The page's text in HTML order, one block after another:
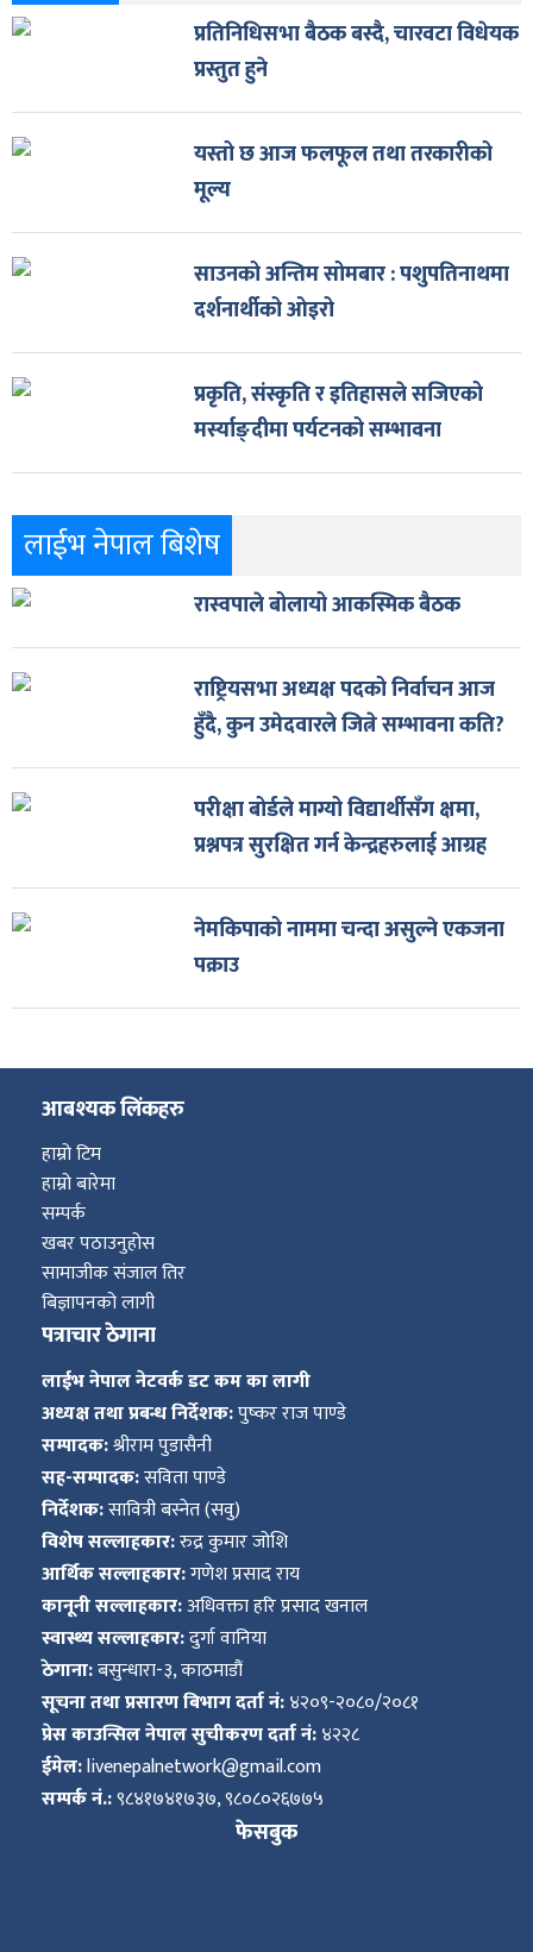
प्रतिनिधिसभा बैठक बस्दै, चारवटा विधेयक
प्रस्तुत हुने
यस्तो छ आज फलफूल तथा तरकारीको
मूल्य
साउनको अन्तिम सोमबार : पशुपतिनाथमा
दर्शनार्थीको ओइरो
प्रकृति, संस्कृति र इतिहासले सजिएको
मर्स्याङ्दीमा पर्यटनको सम्भावना
लाईभ नेपाल बिशेष
रास्वपाले बोलायो आकस्मिक बैठक
राष्ट्रियसभा अध्यक्ष पदको निर्वाचन आज
हुँदै, कुन उमेदवारले जित्ने सम्भावना कति?
परीक्षा बोर्डले माग्यो विद्यार्थीसँग क्षमा,
प्रश्नपत्र सुरक्षित गर्न केन्द्रहरुलाई आग्रह
नेमकिपाको नाममा चन्दा असुल्ने एकजना
पक्राउ
आबश्यक लिंकहरु
हाम्रो टिम
हाम्रो बारेमा
सम्पर्क
खबर पठाउनुहोस
सामाजीक संजाल तिर
बिज्ञापनको लागी
पत्राचार ठेगाना
लाईभ नेपाल नेटवर्क डट कम का लागी
अध्यक्ष तथा प्रबन्ध निर्देशक:पुष्कर राज पाण्डे
सम्पादक:श्रीराम पुडासैनी
सह-सम्पादक:सविता पाण्डे
निर्देशक:सावित्री बस्नेत (सवु)
विशेष सल्लाहकार:रुद्र कुमार जोशि
आर्थिक सल्लाहकार:गणेश प्रसाद राय
कानूनी सल्लाहकार:अधिवक्ता हरि प्रसाद खनाल
स्वास्थ्य सल्लाहकार:दुर्गा वानिया
ठेगाना:बसुन्धारा-३, काठमाडौं
सूचना तथा प्रसारण बिभाग दर्ता नं:४२०९-२०८०/२०८१
प्रेस काउन्सिल नेपाल सुचीकरण दर्ता नं:४२२८
ईमेल:livenepalnetwork@gmail.com
सम्पर्क नं.:९८४१७४१७३७, ९८०८०२६७७५
फेसबुक